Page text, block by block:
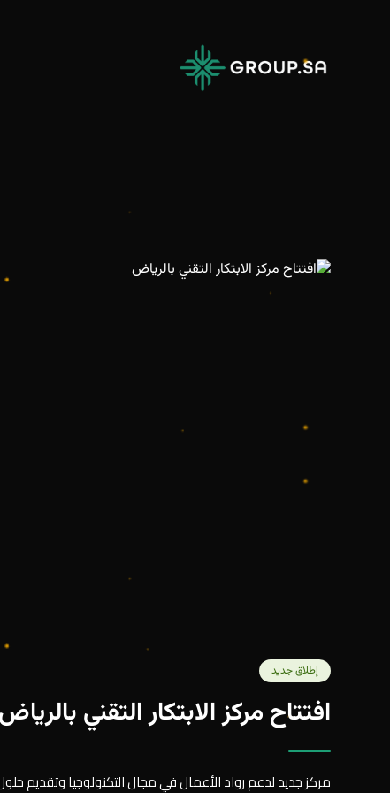
إطلاق جديد
افتتاح مركز الابتكار التقني بالرياض
مركز جديد لدعم رواد الأعمال في مجال التكنولوجيا وتقديم